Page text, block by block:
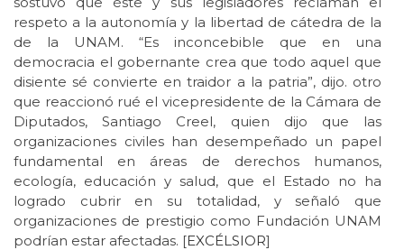
respeto a la autonomía y la libertad de cátedra de la
de la UNAM. “Es inconcebible que en una
democracia el gobernante crea que todo aquel que
disiente sé convierte en traidor a la patria”, dijo. otro
que reaccionó rué el vicepresidente de la Cámara de
Diputados, Santiago Creel, quien dijo que las
organizaciones civiles han desempeñado un papel
fundamental en áreas de derechos humanos,
ecología, educación y salud, que el Estado no ha
logrado cubrir en su totalidad, y señaló que
organizaciones de prestigio como Fundación UNAM
podrían estar afectadas. [EXCÉLSIOR]